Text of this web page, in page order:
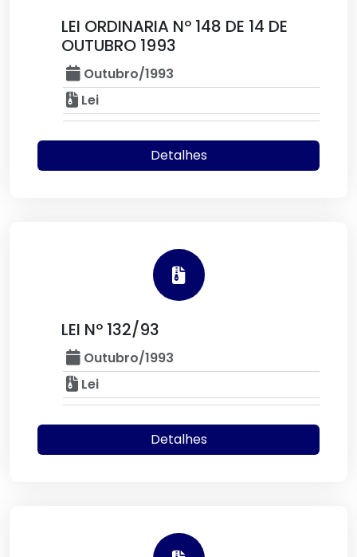
LEI ORDINARIA Nº 148 DE 14 DE
OUTUBRO 1993
Outubro/1993
Lei
Detalhes
LEI Nº 132/93
Outubro/1993
Lei
Detalhes